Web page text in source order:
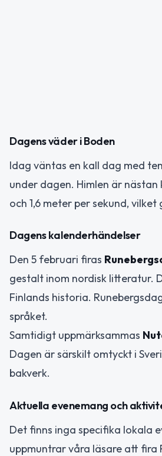
Dagens väder i Boden
Idag väntas en kall dag med
under dagen. Himlen är
och 1,6 meter per sekund,
Dagens kalenderhändelser
Den 5 februari firas
gestalt inom nordisk litteratur.
Finlands historia.
språket.
Samtidigt uppmärksammas
Dagen är särskilt omtyckt i
bakverk.
Aktuella evenemang och
Det finns inga specifika lokala
uppmuntrar våra läsare att fira